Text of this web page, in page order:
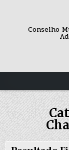
Conselho